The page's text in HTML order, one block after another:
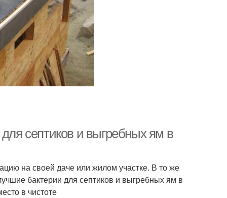
септиков и выгребных ям в
на своей даче или жилом участке. В то же
бактерии для септиков и выгребных ям в
в чистоте